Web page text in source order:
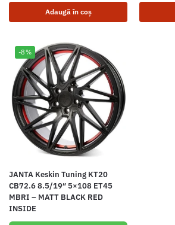
Adaugă în coș
-8%
JANTA Keskin Tuning KT20
CB72.6 8.5/19″ 5×108 ET45
MBRI – MATT BLACK RED
INSIDE